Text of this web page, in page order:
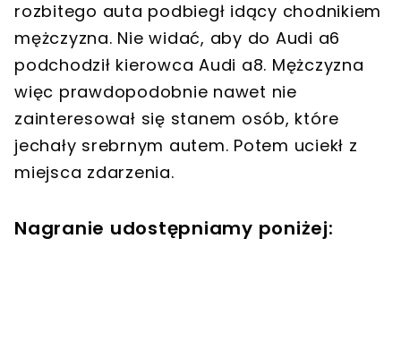
rozbitego auta podbiegł idący chodnikiem
mężczyzna. Nie widać, aby do Audi a6
podchodził kierowca Audi a8. Mężczyzna
więc prawdopodobnie nawet nie
zainteresował się stanem osób, które
jechały srebrnym autem. Potem uciekł z
miejsca zdarzenia.
Nagranie udostępniamy poniżej: